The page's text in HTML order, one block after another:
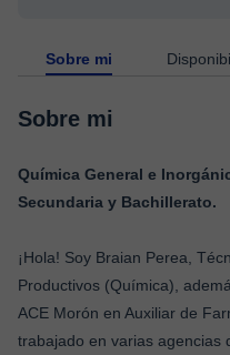
Sobre mi
Sobre mi
Química General e
Secundaria y Bachillerato.
¡Hola! Soy Braian Perea,
Productivos (Química),
ACE Morón en Auxiliar de
trabajado en varias agencias